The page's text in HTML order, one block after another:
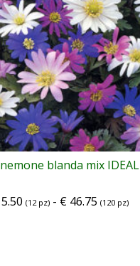
blanda mix IDEAL
(12 pz)- €46.75 (120 pz)